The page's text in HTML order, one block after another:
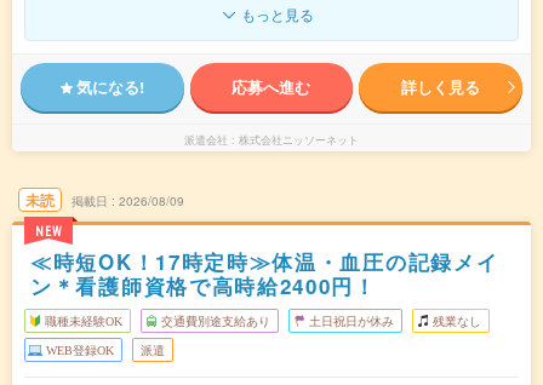
もっと見る
気になる! 応募へ進む 詳しく見る
派遣会社 株式会社ニッソーネット
未読
NEW
掲載日 2026/08/09
≪時短OK！17時定時≫体温・血圧の記録メイ
ン＊看護師資格で高時給2400円！
職種未経験OK 交通費別途支給あり 土日祝日が休み 残業なし
WEB登録OK 派遣